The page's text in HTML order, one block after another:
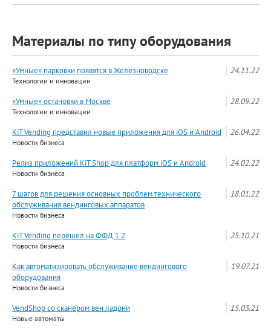
Материалы по типу оборудования
24.11.22
«Умные» парковки появятся в Железноводске
Технологии и инновации
28.09.22
«Умные» остановки в Москве
Технологии и инновации
26.04.22
KiT Vending представил новые приложения для iOS и Android
Новости бизнеса
24.02.22
Релиз приложений KiT Shop для платформ iOS и Android
Новости бизнеса
18.01.22
7 шагов для решения основных проблем технического
обслуживания вендинговых аппаратов
Новости бизнеса
25.10.21
KiT Vending перешел на ФФД 1.2
Новости бизнеса
19.07.21
Как автоматизировать обслуживание вендингового
оборудования
Новости бизнеса
15.03.21
VendShop со сканером вен ладони
Новые автоматы